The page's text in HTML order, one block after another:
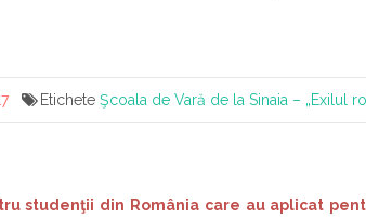
EticheteŞcoala de Vară de la Sinaia – „Exilul
studenţii din România care au aplicat